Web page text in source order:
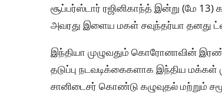
சூப்பர்ஸ்டார் ரஜினிகாந்த் இன்று (மே
அவரது இளைய மகள் சவுந்தர்யா தனது
இந்தியா முழுவதும் கொரோனாவின்
தடுப்பு நடவடிக்கைகளாக இந்திய
சானிடைசர் கொண்டு கழுவுதல் மற்றும்